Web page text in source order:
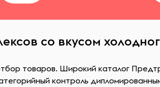
со вкусом
товаров. Широкий каталог
контроль